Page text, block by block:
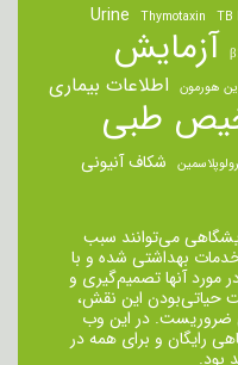
TB
Thymotaxin
Urine
آزمایش
هورمون اطلاعات بیماری
طبی
شکاف آنیونی
می‌توانند سبب
بهداشتی شده و با
مورد آنها تصمیم‌گیری و
حیاتی‌بودن این نقش،
ضروریست. در این وب
رایگان و برای همه در
بود.